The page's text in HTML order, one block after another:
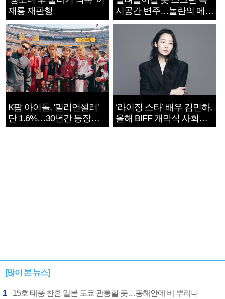
재룡 재판행
시공간 변주…놀란의 메시
지는 ‘전쟁 속죄’
K팝 아이돌, '밀리언셀러'
단 1.6%…30년간 등장
1182개팀 전수조사
‘라이징 스타’ 배우 김민하,
올해 BIFF 개막식 사회자
확정
[많이 본 뉴스]
1 15호 태풍 찬홈 일본 도쿄 관통할 듯…동해안에 비 뿌리나